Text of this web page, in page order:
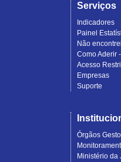
Serviços
Indicadores
Painel
Não
Como Aderir
Acesso
Empresas
Suporte
Órgãos
Ministério da